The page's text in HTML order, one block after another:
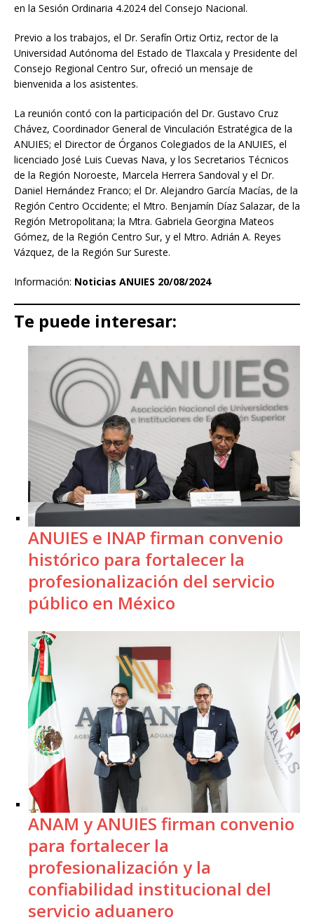
en la Sesión Ordinaria 4.2024 del Consejo Nacional.
Previo a los trabajos, el Dr. Serafín Ortiz Ortiz, rector de la
Universidad Autónoma del Estado de Tlaxcala y Presidente del
Consejo Regional Centro Sur, ofreció un mensaje de
bienvenida a los asistentes.
La reunión contó con la participación del Dr. Gustavo Cruz
Chávez, Coordinador General de Vinculación Estratégica de la
ANUIES; el Director de Órganos Colegiados de la ANUIES, el
licenciado José Luis Cuevas Nava, y los Secretarios Técnicos
de la Región Noroeste, Marcela Herrera Sandoval y el Dr.
Daniel Hernández Franco; el Dr. Alejandro García Macías, de la
Región Centro Occidente; el Mtro. Benjamín Díaz Salazar, de la
Región Metropolitana; la Mtra. Gabriela Georgina Mateos
Gómez, de la Región Centro Sur, y el Mtro. Adrián A. Reyes
Vázquez, de la Región Sur Sureste.
Información: Noticias ANUIES 20/08/2024
Te puede interesar:
ANUIES e INAP firman convenio
histórico para fortalecer la
profesionalización del servicio
público en México
ANAM y ANUIES firman convenio
para fortalecer la
profesionalización y la
confiabilidad institucional del
servicio aduanero